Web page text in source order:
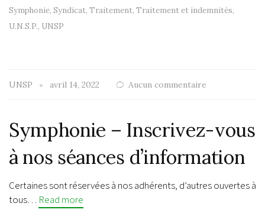
Symphonie, Syndicat, Traitement, Traitement et indemnités,
U.N.S.P., UNSP
UNSP avril 14, 2022 Aucun commentaire
Symphonie – Inscrivez-vous
à nos séances d’information
Certaines sont réservées à nos adhérents, d’autres ouvertes à
tous… Read more